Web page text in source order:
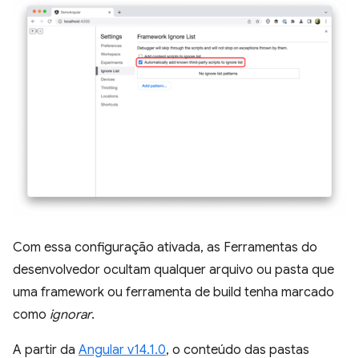
Com essa configuração ativada, as Ferramentas do
desenvolvedor ocultam qualquer arquivo ou pasta que
uma framework ou ferramenta de build tenha marcado
como ignorar.
A partir da Angular v14.1.0, o conteúdo das pastas